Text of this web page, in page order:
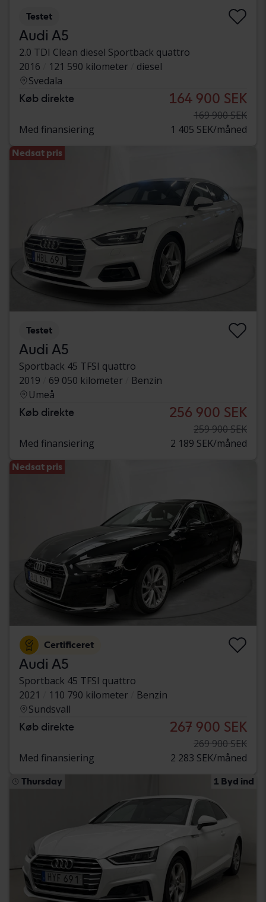
Testet
Audi A5
2.0 TDI Clean diesel Sportback quattro
2016
121 590 kilometer
diesel
Svedala
Køb direkte 164 900 SEK
169 900 SEK
Med finansiering
1 405 SEK/måned
Nedsat pris
Testet
Audi A5
Sportback 45 TFSI quattro
2019
69 050 kilometer
Benzin
Umeå
Køb direkte 256 900 SEK
259 900 SEK
Med finansiering
2 189 SEK/måned
Nedsat pris
Certificeret
Audi A5
Sportback 45 TFSI quattro
2021
110 790 kilometer
Benzin
Sundsvall
Køb direkte 267 900 SEK
269 900 SEK
Med finansiering
2 283 SEK/måned
Thursday 1 Byd ind